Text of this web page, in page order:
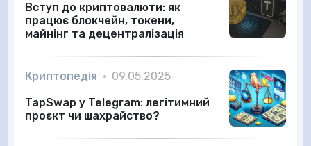
Вступ до криптовалюти: як
працює блокчейн, токени,
майнінг та децентралізація
Криптопедія • 09.05.2025
TapSwap у Telegram: легітимний
проєкт чи шахрайство?